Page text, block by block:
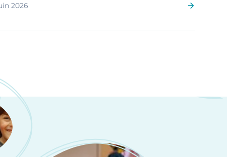
2026